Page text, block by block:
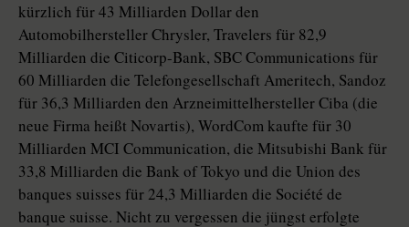
kürzlich für 43 Milliarden Dollar den
Automobilhersteller Chrysler, Travelers für 82,9
Milliarden die Citicorp-Bank, SBC Communications für
60 Milliarden die Telefongesellschaft Ameritech, Sandoz
für 36,3 Milliarden den Arzneimittelhersteller Ciba (die
neue Firma heißt Novartis), WordCom kaufte für 30
Milliarden MCI Communication, die Mitsubishi Bank für
33,8 Milliarden die Bank of Tokyo und die Union des
banques suisses für 24,3 Milliarden die Société de
banque suisse. Nicht zu vergessen die jüngst erfolgte